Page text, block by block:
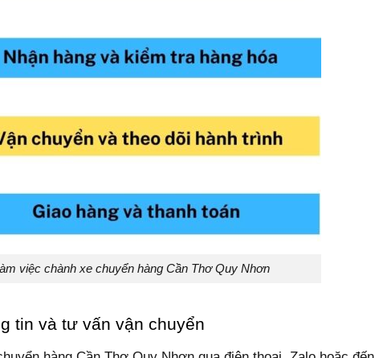
việc chành xe chuyển hàng Cần Thơ Quy Nhơn
tin và tư vấn vận chuyển